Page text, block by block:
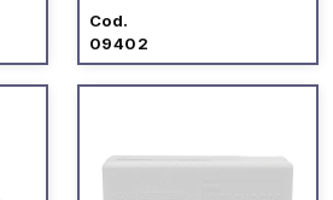
Cod.
09402